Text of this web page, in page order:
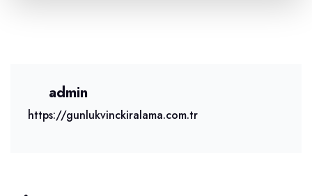
admin
https://gunlukvinckiralama.com.tr